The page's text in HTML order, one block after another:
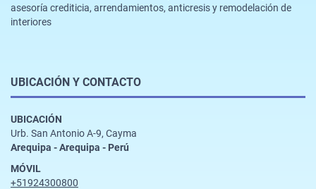
asesoría crediticia, arrendamientos, anticresis y remodelación de
interiores
UBICACIÓN Y CONTACTO
UBICACIÓN
Urb. San Antonio A-9, Cayma
Arequipa - Arequipa - Perú
MÓVIL
+51924300800